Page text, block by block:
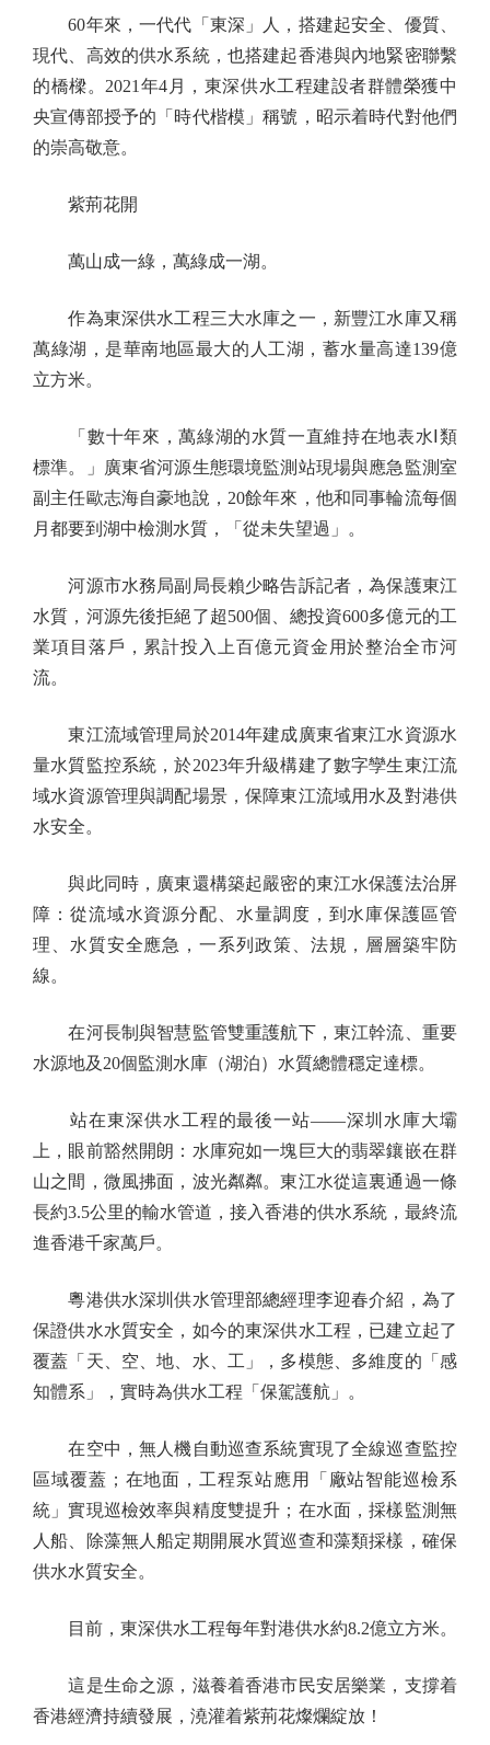
60年來，一代代「東深」人，搭建起安全、優質、
現代、高效的供水系統，也搭建起香港與內地緊密聯繫
的橋樑。2021年4月，東深供水工程建設者群體榮獲中
央宣傳部授予的「時代楷模」稱號，昭示着時代對他們
的崇高敬意。
紫荊花開
萬山成一綠，萬綠成一湖。
作為東深供水工程三大水庫之一，新豐江水庫又稱
萬綠湖，是華南地區最大的人工湖，蓄水量高達139億
立方米。
「數十年來，萬綠湖的水質一直維持在地表水Ⅰ類
標準。」廣東省河源生態環境監測站現場與應急監測室
副主任歐志海自豪地說，20餘年來，他和同事輪流每個
月都要到湖中檢測水質，「從未失望過」。
河源市水務局副局長賴少略告訴記者，為保護東江
水質，河源先後拒絕了超500個、總投資600多億元的工
業項目落戶，累計投入上百億元資金用於整治全市河
流。
東江流域管理局於2014年建成廣東省東江水資源水
量水質監控系統，於2023年升級構建了數字孿生東江流
域水資源管理與調配場景，保障東江流域用水及對港供
水安全。
與此同時，廣東還構築起嚴密的東江水保護法治屏
障：從流域水資源分配、水量調度，到水庫保護區管
理、水質安全應急，一系列政策、法規，層層築牢防
線。
在河長制與智慧監管雙重護航下，東江幹流、重要
水源地及20個監測水庫（湖泊）水質總體穩定達標。
站在東深供水工程的最後一站——深圳水庫大壩
上，眼前豁然開朗：水庫宛如一塊巨大的翡翠鑲嵌在群
山之間，微風拂面，波光粼粼。東江水從這裏通過一條
長約3.5公里的輸水管道，接入香港的供水系統，最終流
進香港千家萬戶。
粵港供水深圳供水管理部總經理李迎春介紹，為了
保證供水水質安全，如今的東深供水工程，已建立起了
覆蓋「天、空、地、水、工」，多模態、多維度的「感
知體系」，實時為供水工程「保駕護航」。
在空中，無人機自動巡查系統實現了全線巡查監控
區域覆蓋；在地面，工程泵站應用「廠站智能巡檢系
統」實現巡檢效率與精度雙提升；在水面，採樣監測無
人船、除藻無人船定期開展水質巡查和藻類採樣，確保
供水水質安全。
目前，東深供水工程每年對港供水約8.2億立方米。
這是生命之源，滋養着香港市民安居樂業，支撐着
香港經濟持續發展，澆灌着紫荊花燦爛綻放！